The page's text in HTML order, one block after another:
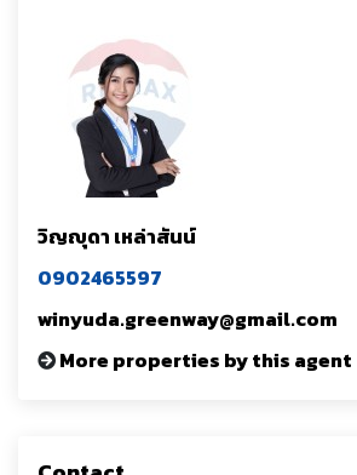
วิญญุดา เหล่าสันน์
0902465597
winyuda.greenway@gmail.com
More properties by this agent